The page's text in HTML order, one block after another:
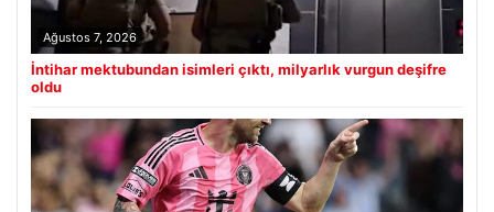
Ağustos 7, 2026
İntihar mektubundan isimleri çıktı, milyarlık vurgun deşifre
oldu